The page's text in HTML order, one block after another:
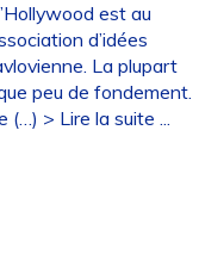
est au
d’idées
La plupart
peu de fondement.
(…) > Lire la suite ...